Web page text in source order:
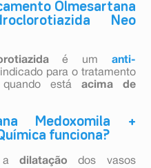
Olmesartana
Neo
é um anti-
indicado para o tratamento
está acima de
Medoxomila +
funciona?
adilatação dos vasos